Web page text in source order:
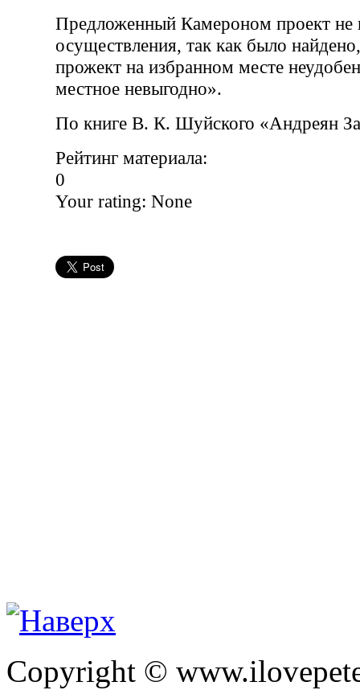
Предложенный Камероном проект не
осуществления, так как было
прожект на избранном месте
местное невыгодно».
По книге В. К. Шуйского «Андреян
Рейтинг материала:
0
Your rating: None
Copyright ©